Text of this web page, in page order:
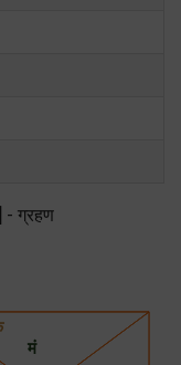
- ग्रहण